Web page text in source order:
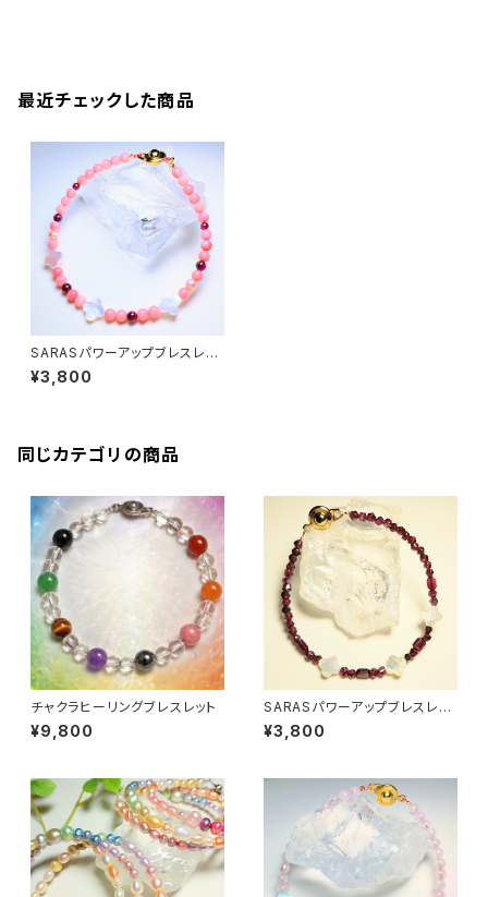
最近チェックした商品
SARASパワーアップブレスレッ
ト
¥3,800
同じカテゴリの商品
チャクラヒーリングブレスレット
¥9,800
SARASパワーアップブレスレッ
ト
¥3,800